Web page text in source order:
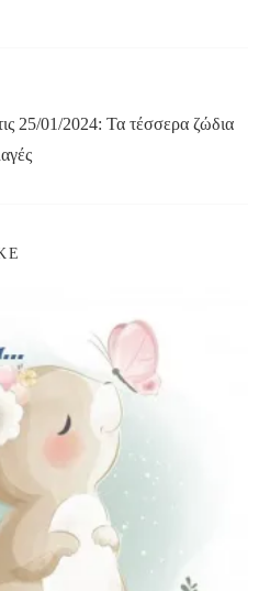
25/01/2024: Τα τέσσερα ζώδια